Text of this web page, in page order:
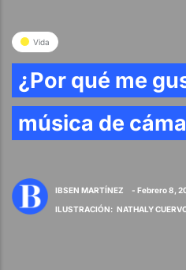
Vida
¿Por qué me
música de
IBSEN MARTÍNEZ
- Febrero 8,
ILUSTRACIÓN: NATHALY